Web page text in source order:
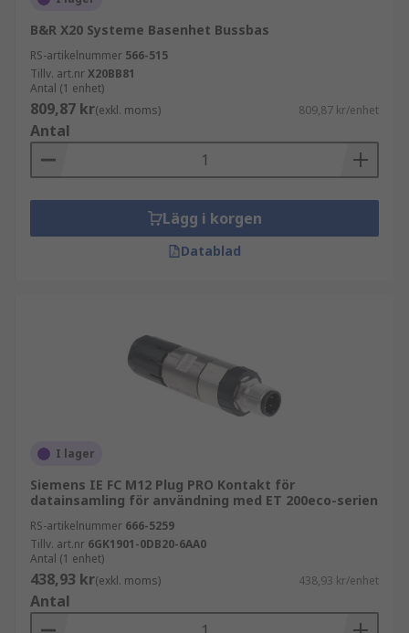
B&R X20 Systeme Basenhet Bussbas
RS-artikelnummer 566-515
Tillv. art.nrX20BB81
Antal (1 enhet)
809,87 kr(exkl. moms) 809,87 kr/enhet
Antal
Lägg i korgen
Datablad
I lager
Siemens IE FC M12 Plug PRO Kontakt för
datainsamling för användning med ET 200eco-serien
RS-artikelnummer 666-5259
Tillv. art.nr 6GK1901-0DB20-6AA0
Antal (1 enhet)
438,93 kr(exkl. moms) 438,93 kr/enhet
Antal